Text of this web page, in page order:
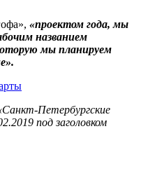
«проектом года, мы
названием
мы планируем
Петербургские
под заголовком